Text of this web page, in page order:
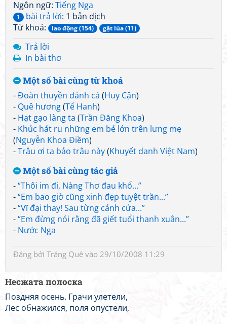
Ngôn ngữ: Tiếng Nga
1 bài trả lời: 1 bản dịch
Từ khoá:
lao động (154) gặt lúa (11)
Trả lời
In bài thơ
Một số bài cùng từ khoá
-Đoàn thuyền đánh cá (Huy Cận)
- Quê hương(Tế Hanh)
- Hạt gạo làng ta (Trần Đăng Khoa)
- Khúc hát ru những em bé lớn trên lưng mẹ
(Nguyễn Khoa Điềm)
-Trâu ơi ta bảo trâu này(Khuyết danh Việt Nam)
Một số bài cùng tác giả
-“Thôi im đi, Nàng Thơ đau khổ...”
-“Em bao giờ cũng xinh đẹp tuyệt trần...”
-“Vĩ đại thay! Sau từng cánh cửa...”
-“Em đừng nói rằng đã giết tuổi thanh xuân...”
- Nước Nga
Đăng bởi Trăng Quê vào 29/10/2008 11:29
Несжата полоска
Поздняя осень. Грачи улетели,
Лес обнажился, поля опустели,